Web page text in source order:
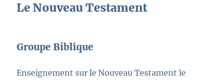
Le Nouveau Testament
Groupe Biblique
Enseignement sur le Nouveau Testament le